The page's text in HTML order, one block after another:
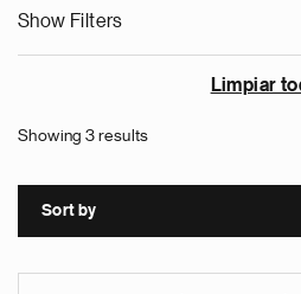
Show Filters
Limpiar
Showing 3 results
Sort by